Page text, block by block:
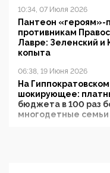
10:34, 07 Июля 2026
Пантеон «героям»-
противникам
Лавре: Зеленский и
копыта
06:38, 19 Июня 2026
На
шокирующее:
бюджета в 100 раз
многодетные семьи